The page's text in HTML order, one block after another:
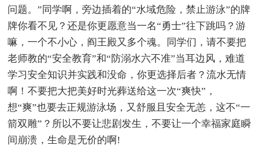
问题。”同学啊，旁边插着的“水域危险，禁止游泳”的牌
牌你看不见？还是你更愿意当一名“勇士”往下跳吗？游
嘛，一个不小心，阎王殿又多个魂。同学们，请不要把
老师教的“安全教育”和“防溺水六不准”当耳边风，难道
学习安全知识并实践和没命，你更选择后者？流水无情
啊！不要把大把美好时光葬送给这一次“爽快”，
想“爽”也要去正规游泳场，又舒服且安全无恙，这不“一
箭双雕”？所以不要让悲剧发生，不要让一个幸福家庭瞬
间崩溃，生命是无价的啊!